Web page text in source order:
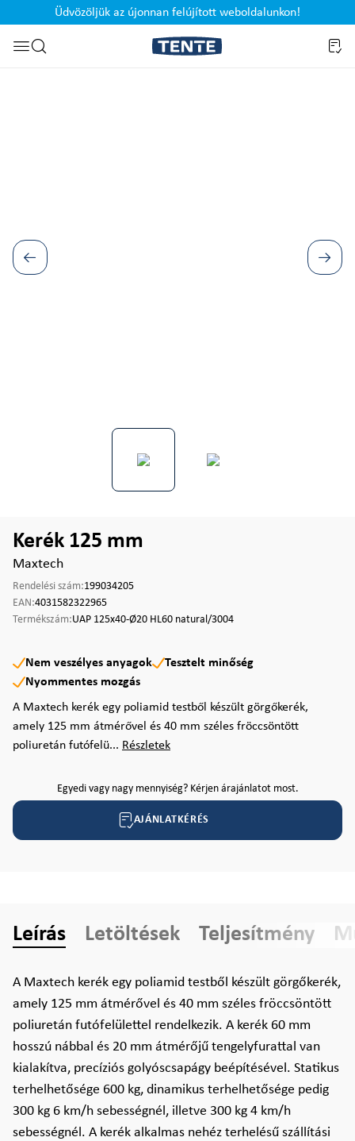
Ugrás a kereséshez
Üdvözöljük az újonnan felújított weboldalunkon!
Kerék 125 mm
Maxtech
Rendelési szám:199034205
EAN:4031582322965
Termékszám:UAP 125x40-Ø20 HL60 natural/3004
Nem veszélyes anyagok
Tesztelt minőség
Nyommentes mozgás
A Maxtech kerék egy poliamid testből készült görgőkerék,
amely 125 mm átmérővel és 40 mm széles fröccsöntött
poliuretán futófelü... Részletek
Egyedi vagy nagy mennyiség? Kérjen árajánlatot most.
AJÁNLATKÉRÉS
Leírás Letöltések Teljesítmény
A Maxtech kerék egy poliamid testből készült görgőkerék,
amely 125 mm átmérővel és 40 mm széles fröccsöntött
poliuretán futófelülettel rendelkezik. A kerék 60 mm
hosszú nábbal és 20 mm átmérőjű tengelyfurattal van
kialakítva, precíziós golyóscsapágy beépítésével. Statikus
terhelhetősége 600 kg, dinamikus terhelhetősége pedig
300 kg 6 km/h sebességnél, illetve 300 kg 4 km/h
sebességnél. A kerék alkalmas nehéz terhelésű szállítási